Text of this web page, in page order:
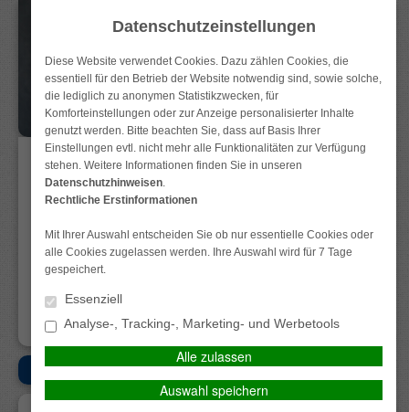
Datenschutz
HOME
GEWERBE-VERSICHERUNGEN
MENÜ
Datenschutzeinstellungen
Diese Website verwendet Cookies. Dazu zählen Cookies, die
essentiell für den Betrieb der Website notwendig sind, sowie solche,
die lediglich zu anonymen Statistikzwecken, für
Komforteinstellungen oder zur Anzeige personalisierter Inhalte
genutzt werden. Bitte beachten Sie, dass auf Basis Ihrer
Einstellungen evtl. nicht mehr alle Funktionalitäten zur Verfügung
stehen. Weitere Informationen finden Sie in unseren
Datenschutzhinweisen.
Rechtliche Erstinformationen
Mit Ihrer Auswahl entscheiden Sie ob nur essentielle Cookies oder
alle Cookies zugelassen werden. Ihre Auswahl wird für 7 Tage
gespeichert.
Essenziell
Analyse-, Tracking-, Marketing- und Werbetools
Alle zulassen
Auswahl speichern